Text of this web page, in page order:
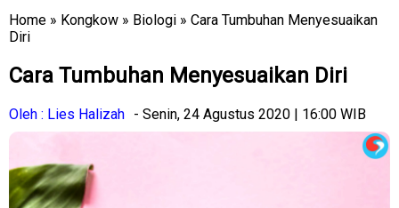
Home » Kongkow » Biologi » Cara Tumbuhan Menyesuaikan
Diri
Cara Tumbuhan Menyesuaikan Diri
Oleh : Lies Halizah - Senin, 24 Agustus 2020 | 16:00 WIB